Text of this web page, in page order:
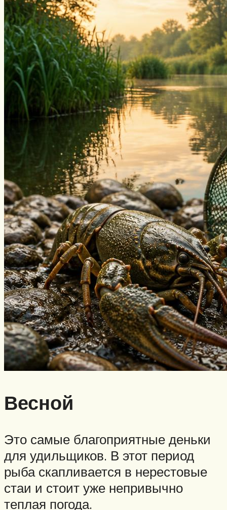
Весной
Это самые благоприятные деньки
для удильщиков. В этот период
рыба скапливается в нерестовые
стаи и стоит уже непривычно
теплая погода.